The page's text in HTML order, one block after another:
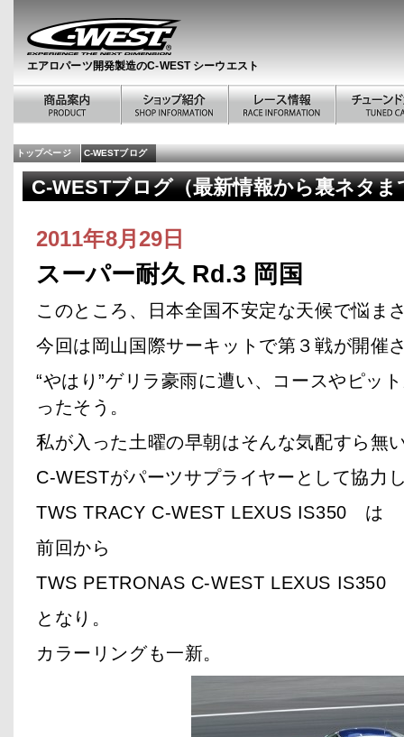
エアロパーツ開発製造のC-WEST シーウエスト
トップページ C-WESTブログ
C-WESTブログ（最新情報から裏ネタま
2011年8月29日
スーパー耐久 Rd.3 岡国
このところ、日本全国不安定な天候で悩ま
今回は岡山国際サーキットで第３戦が開催
“やはり”ゲリラ豪雨に遭い、コースやピッ
ったそう。
私が入った土曜の早朝はそんな気配すら無
C-WESTがパーツサプライヤーとして協力
TWS TRACY C-WEST LEXUS IS350 は
前回から
TWS PETRONAS C-WEST LEXUS IS350
となり。
カラーリングも一新。